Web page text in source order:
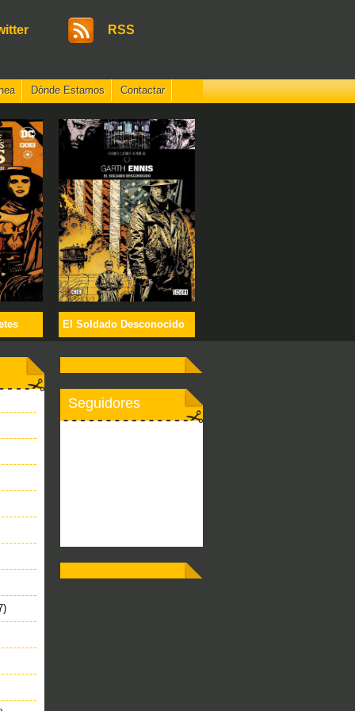
RSS
Dónde Estamos Contactar
El Soldado Desconocido
Seguidores